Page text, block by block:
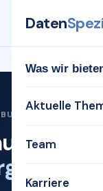
Daten
Was wir
Aktuelle
Team
Karriere
für